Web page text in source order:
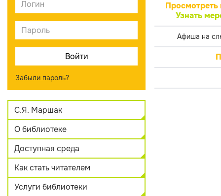
Забыли пароль?
С.Я. Маршак
О библиотеке
Доступная среда
Как стать читателем
Услуги библиотеки
Просмотреть
Узнать
Афиша на